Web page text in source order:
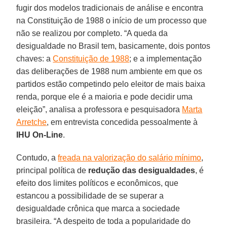
fugir dos modelos tradicionais de análise e encontra
na Constituição de 1988 o início de um processo que
não se realizou por completo. “A queda da
desigualdade no Brasil tem, basicamente, dois pontos
chaves: aConstituição de 1988; e a implementação
das deliberações de 1988 num ambiente em que os
partidos estão competindo pelo eleitor de mais baixa
renda, porque ele é a maioria e pode decidir uma
eleição”, analisa a professora e pesquisadora Marta
Arretche, em entrevista concedida pessoalmente à
IHU On-Line.
Contudo, afreada na valorização do salário mínimo,
principal política de redução das desigualdades, é
efeito dos limites políticos e econômicos, que
estancou a possibilidade de se superar a
desigualdade crônica que marca a sociedade
brasileira. “A despeito de toda a popularidade do